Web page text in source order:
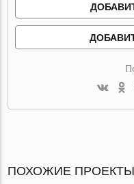
ПОХОЖИЕ ПРОЕКТЫ